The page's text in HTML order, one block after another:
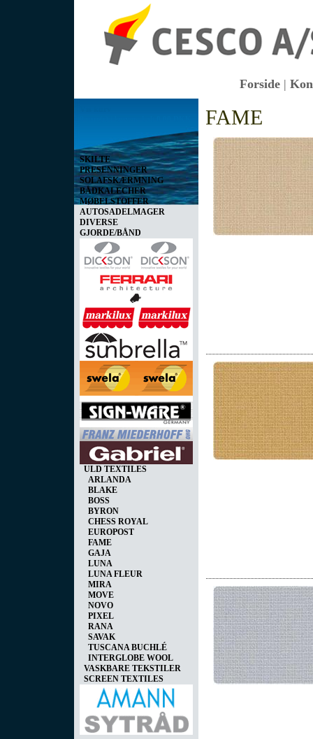
Forside |
SKILTE
PRESENNINGER
SOLAFSKÆRMNING
BÅDKALECHER
MØBELSTOFFER
AUTOSADELMAGER
DIVERSE
GJORDE/BÅND
ULD TEXTILES
ARLANDA
BLAKE
BOSS
BYRON
CHESS ROYAL
EUROPOST
FAME
GAJA
LUNA
LUNA FLEUR
MIRA
MOVE
NOVO
PIXEL
RANA
SAVAK
TUSCANA BUCHLÉ
INTERGLOBE WOOL
VASKBARE TEKSTILER
SCREEN TEXTILES
FAME